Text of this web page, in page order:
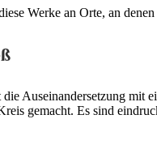
Werke an Orte, an
Auseinandersetzung mit
gemacht. Es sind